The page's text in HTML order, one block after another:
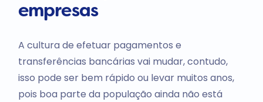
empresas
A cultura de efetuar pagamentos e
transferências bancárias vai mudar, contudo,
isso pode ser bem rápido ou levar muitos anos,
pois boa parte da população ainda não está